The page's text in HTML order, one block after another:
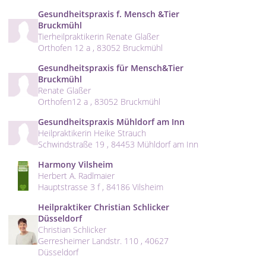
Gesundheitspraxis f. Mensch &Tier
Bruckmühl
Tierheilpraktikerin Renate Glaßer
Orthofen 12 a , 83052 Bruckmühl
Gesundheitspraxis für Mensch&Tier
Bruckmühl
Renate Glaßer
Orthofen12 a , 83052 Bruckmühl
Gesundheitspraxis Mühldorf am Inn
Heilpraktikerin Heike Strauch
Schwindstraße 19 , 84453 Mühldorf am Inn
Harmony Vilsheim
Herbert A. Radlmaier
Hauptstrasse 3 f , 84186 Vilsheim
Heilpraktiker Christian Schlicker
Düsseldorf
Christian Schlicker
Gerresheimer Landstr. 110 , 40627
Düsseldorf